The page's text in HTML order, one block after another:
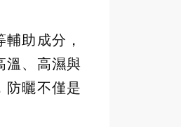
助成分，
溫、高濕與
防曬不僅是